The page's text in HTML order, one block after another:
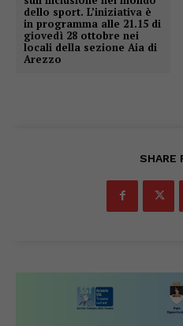
dello sport. L’iniziativa è
in programma alle 21.15 di
giovedì 28 ottobre nei
locali della sezione Aia di
Arezzo
SHARE